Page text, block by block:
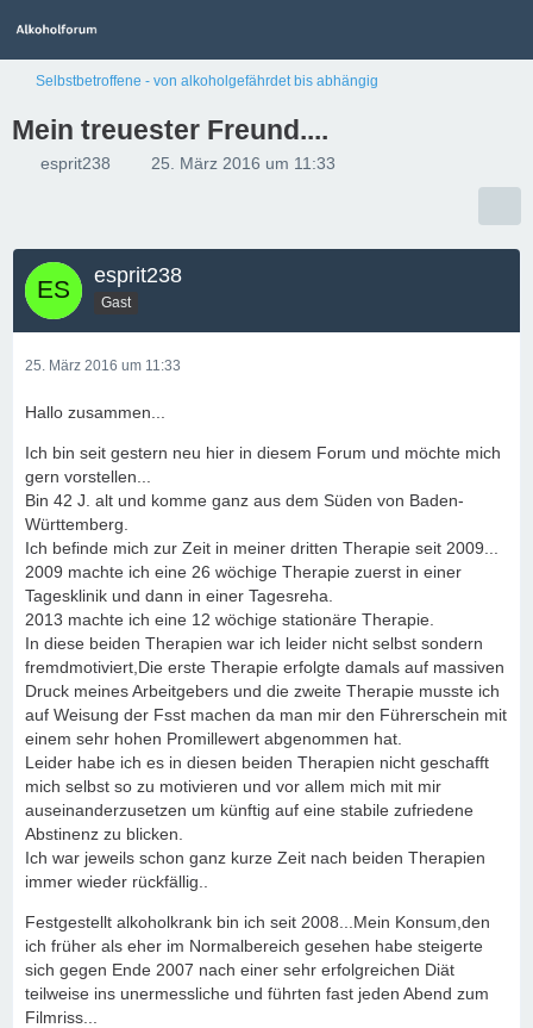
Selbstbetroffene - von alkoholgefährdet bis abhängig
Mein treuester Freund....
esprit238 25. März 2016 um 11:33
esprit238
Gast
25. März 2016 um 11:33
Hallo zusammen...
Ich bin seit gestern neu hier in diesem Forum und möchte mich
gern vorstellen...
Bin 42 J. alt und komme ganz aus dem Süden von Baden-
Württemberg.
Ich befinde mich zur Zeit in meiner dritten Therapie seit 2009...
2009 machte ich eine 26 wöchige Therapie zuerst in einer
Tagesklinik und dann in einer Tagesreha.
2013 machte ich eine 12 wöchige stationäre Therapie.
In diese beiden Therapien war ich leider nicht selbst sondern
fremdmotiviert,Die erste Therapie erfolgte damals auf massiven
Druck meines Arbeitgebers und die zweite Therapie musste ich
auf Weisung der Fsst machen da man mir den Führerschein mit
einem sehr hohen Promillewert abgenommen hat.
Leider habe ich es in diesen beiden Therapien nicht geschafft
mich selbst so zu motivieren und vor allem mich mit mir
auseinanderzusetzen um künftig auf eine stabile zufriedene
Abstinenz zu blicken.
Ich war jeweils schon ganz kurze Zeit nach beiden Therapien
immer wieder rückfällig..
Festgestellt alkoholkrank bin ich seit 2008...Mein Konsum,den
ich früher als eher im Normalbereich gesehen habe steigerte
sich gegen Ende 2007 nach einer sehr erfolgreichen Diät
teilweise ins unermessliche und führten fast jeden Abend zum
Filmriss...